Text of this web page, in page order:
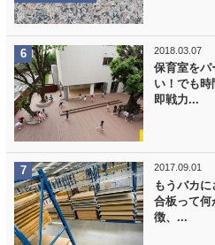
2018.03.07
保育室をパ
い！でも
即戦力...
2017.09.01
もうバカ
合板って何
徴、...